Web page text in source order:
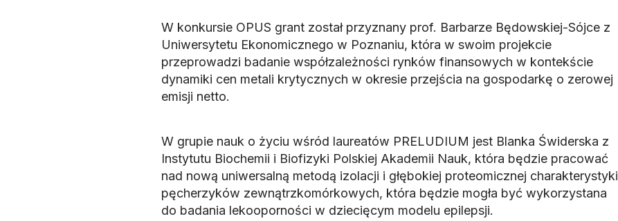
W konkursie OPUS grant został przyznany prof. Barbarze Będowskiej-Sójce z
Uniwersytetu Ekonomicznego w Poznaniu, która w swoim projekcie
przeprowadzi badanie współzależności rynków finansowych w kontekście
dynamiki cen metali krytycznych w okresie przejścia na gospodarkę o zerowej
emisji netto.
W grupie nauk o życiu wśród laureatów PRELUDIUM jest Blanka Świderska z
Instytutu Biochemii i Biofizyki Polskiej Akademii Nauk, która będzie pracować
nad nową uniwersalną metodą izolacji i głębokiej proteomicznej charakterystyki
pęcherzyków zewnątrzkomórkowych, która będzie mogła być wykorzystana
do badania lekooporności w dziecięcym modelu epilepsji.